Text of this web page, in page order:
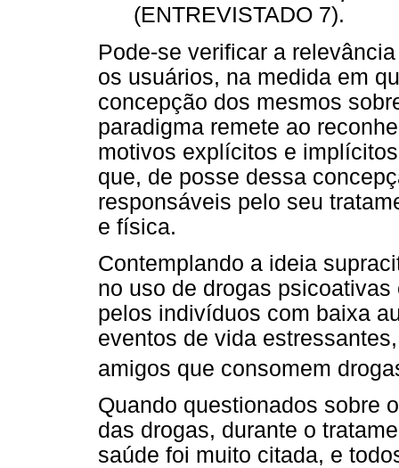
(ENTREVISTADO 7).
Pode-se verificar a
os usuários, na medida em
concepção dos mesmos
paradigma remete ao
motivos explícitos e
que, de posse dessa
responsáveis pelo seu
e física.
Contemplando a ideia
no uso de drogas
pelos indivíduos com baixa
eventos de vida
amigos que consomem
Quando questionados sobre
das drogas, durante o
saúde foi muito citada, e